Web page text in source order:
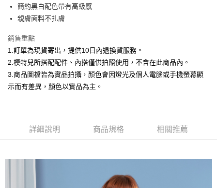
國泰世華商業銀行
臺灣中小企業銀行
聯邦商業銀行
元大商業銀行
永豐商業銀行
台新國際商業銀行
中國信託商業銀行
台灣樂天信用卡公司
Apple Pay
悠遊付
Google Pay
大哥付你分期
2.付款方式選擇「大哥付你分期」，訂單成立後會自動跳轉到大哥付的交易
流程，驗證手機門號後，選擇欲分期的期數、繳款截止日，確認付款後即完
4.訂單成立30分鐘內，如未前往確認交易或遇審核未通過，訂單將自動取
相關說明
２．便利：只要手機號碼，簡訊認證，即可結帳。
３．安心：先確認商品／服務後，再付款。
運送方式
簡約黑白配色帶有高級感
親膚面料不扎膚
銷售重點
1.訂單為現貨寄出，提供10日內退換貨服務。
2.模特兒所搭配配件、內搭僅供拍照使用，不含在此商品內。
3.商品圖檔皆為實品拍攝，顏色會因燈光及個人電腦或手機螢幕顯
示而有差異，顏色以實品為主。
詳細說明 商品規格 相關推薦